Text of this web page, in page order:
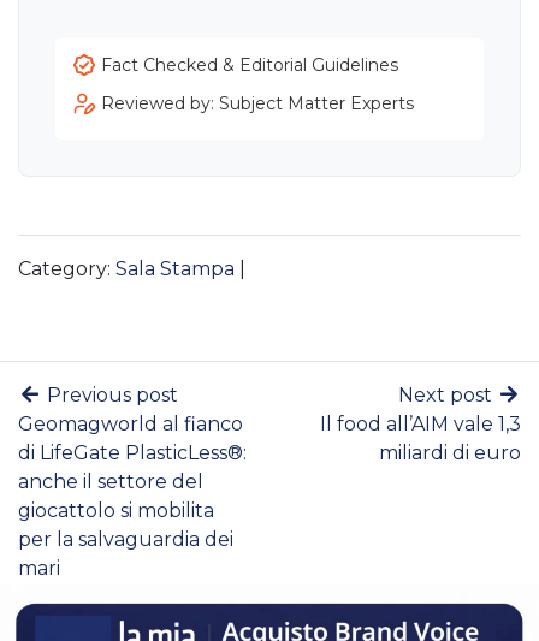
Fact Checked & Editorial Guidelines
Reviewed by: Subject Matter Experts
Category: Sala Stampa
Previous post
Geomagworld al fianco
di LifeGate PlasticLess®:
anche il settore del
giocattolo si mobilita
per la salvaguardia dei
mari
Next post
Il food all’AIM vale 1,3
miliardi di euro